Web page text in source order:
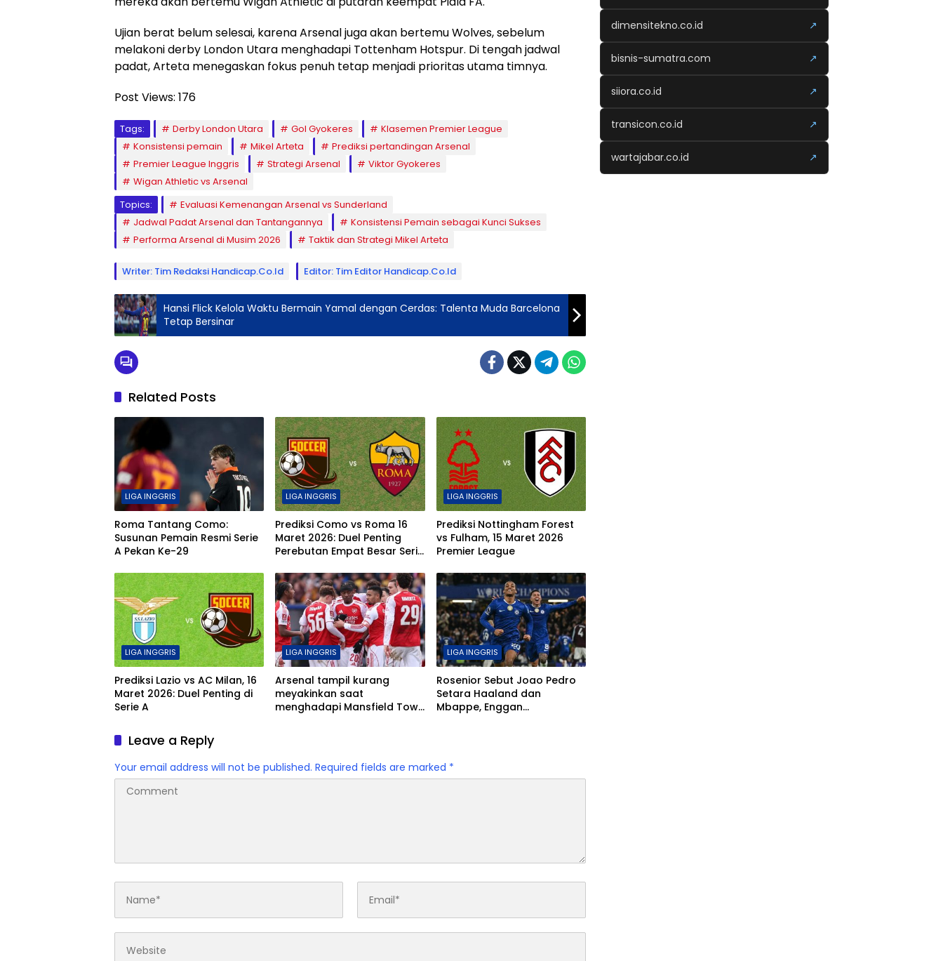
Ujian berat belum selesai, karena Arsenal juga akan bertemu Wolves, sebelum
melakoni derby London Utara menghadapi Tottenham Hotspur. Di tengah jadwal
padat, Arteta menegaskan fokus penuh tetap menjadi prioritas utama timnya.
Post Views: 176
Tags: Derby London Utara Gol Gyokeres
Klasemen Premier League
Konsistensi pemain
Mikel Arteta
Prediksi pertandingan Arsenal
Premier League Inggris
Strategi Arsenal
Viktor Gyokeres
Wigan Athletic vs Arsenal
Topics:
Evaluasi Kemenangan Arsenal vs Sunderland
Jadwal Padat Arsenal dan Tantangannya
Konsistensi Pemain sebagai Kunci Sukses
Performa Arsenal di Musim 2026
Taktik dan Strategi Mikel Arteta
Writer: Tim Redaksi Handicap.co.id Editor: Tim Editor Handicap.co.id
Hansi Flick Kelola Waktu Bermain Yamal dengan Cerdas: Talenta Muda Barcelona
Tetap Bersinar
Related Posts
LIGA INGGRIS
Roma Tantang Como:
Susunan Pemain Resmi Serie
A Pekan Ke-29
LIGA INGGRIS
Prediksi Como vs Roma 16
Maret 2026: Duel Penting
Perebutan Empat Besar Serie
LIGA INGGRIS
Prediksi Nottingham Forest
vs Fulham, 15 Maret 2026
Premier League
LIGA INGGRIS
Prediksi Lazio vs AC Milan, 16
Maret 2026: Duel Penting di
Serie A
LIGA INGGRIS
Arsenal tampil kurang
meyakinkan saat
menghadapi Mansfield Town
LIGA INGGRIS
Rosenior Sebut Joao Pedro
Setara Haaland dan
Mbappe, Enggan
Leave a Reply
Your email address will not be published. Required fields are marked *
dimensitekno.co.id ↗
bisnis-sumatra.com ↗
siiora.co.id ↗
transicon.co.id ↗
wartajabar.co.id ↗